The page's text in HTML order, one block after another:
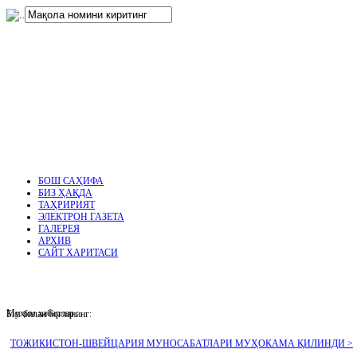
.
БОШ САҲИФА
БИЗ ҲАҚДА
ТАҲРИРИЯТ
ЭЛЕКТРОН ГАЗЕТА
ГАЛЕРЕЯ
АРХИВ
САЙТ ХАРИТАСИ
Муҳим хабарлар :
ТОЖИКИСТОН-ШВЕЙЦАРИЯ МУНОСАБАТЛАРИ МУҲОКАМА ҚИЛИНДИ >
Биз билан боғланинг: